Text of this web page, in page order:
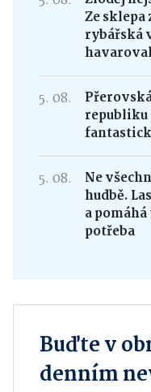
Ze
rybářská
5. 08.
republiku
5. 08.
Ne
hudbě.
a
potřeba
Buďte v
denním